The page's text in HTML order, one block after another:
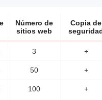
Número de
sitios web
Copia de
3 +
50 +
100 +